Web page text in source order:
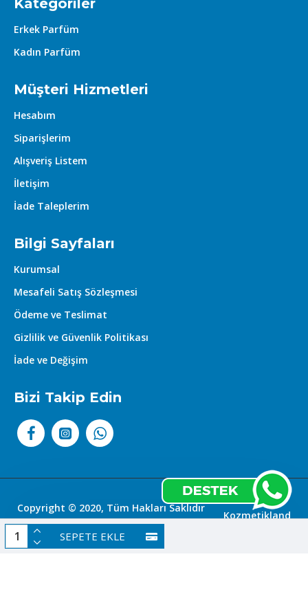
SEPETE EKLE
Kategoriler
Erkek Parfüm
Kadın Parfüm
Müşteri Hizmetleri
Hesabım
Siparişlerim
Alışveriş Listem
İletişim
İade Taleplerim
Bilgi Sayfaları
Kurumsal
Mesafeli Satış Sözleşmesi
Ödeme ve Teslimat
Gizlilik ve Güvenlik Politikası
İade ve Değişim
Bizi Takip Edin
Copyright © 2020, Tüm Hakları Saklıdır
|
Kozmetikland